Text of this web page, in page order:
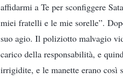
affidarmi a Te per sconfiggere
miei fratelli e le mie sorelle”.
suo agio. Il poliziotto malvagio
carico della responsabilità, e
irrigidite, e le manette erano così